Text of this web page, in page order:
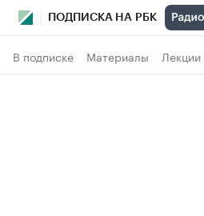
ПОДПИСКА НА РБК
В подписке Материалы Лекции